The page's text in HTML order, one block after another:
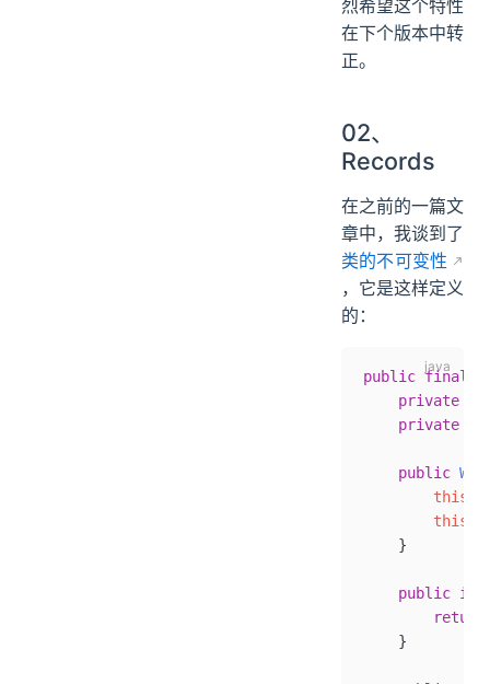
烈希望这个特性
在下个版本中转
正。
02、
Records
在之前的一篇文
章中，我谈到了
类的不可变性
，它是这样定义
的：
public final
    private
    private
    public
        this
        this
    }
    public
int
        return
    }